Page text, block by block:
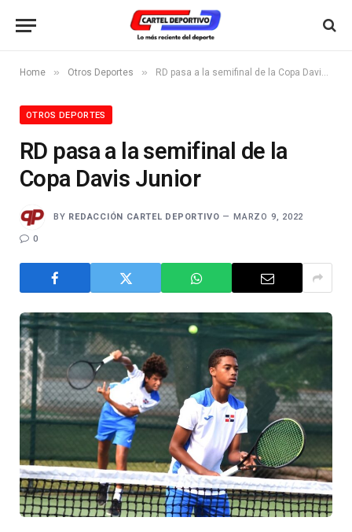
Home » Otros Deportes » RD pasa a la semifinal de la Copa Davis Junior
OTROS DEPORTES
RD pasa a la semifinal de la
Copa Davis Junior
BY REDACCIÓN CARTEL DEPORTIVO MARZO 9, 2022
0